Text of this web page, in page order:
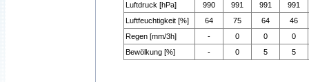
Luftdruck [hPa]
990 991 991
991
Luftfeuchtigkeit [%]
64 75 64
46
Regen [mm/3h]
- 0 0
0
Bewölkung [%]
- 0 5 5